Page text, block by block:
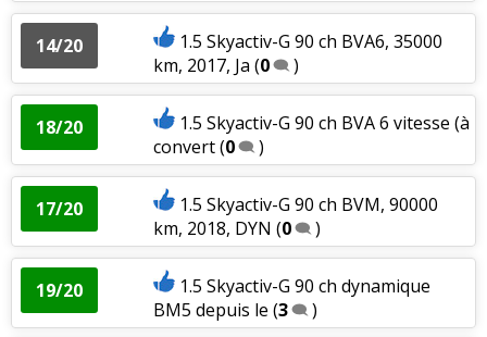
14/20
1.5 Skyactiv-G 90 ch BVA6, 35000
km, 2017, Ja (0 )
18/20
1.5 Skyactiv-G 90 ch BVA 6 vitesse (à
convert(0 )
17/20
1.5 Skyactiv-G 90 ch BVM, 90000
km, 2018, DYN (0 )
19/20
1.5 Skyactiv-G 90 ch dynamique
BM5 depuis le (3 )